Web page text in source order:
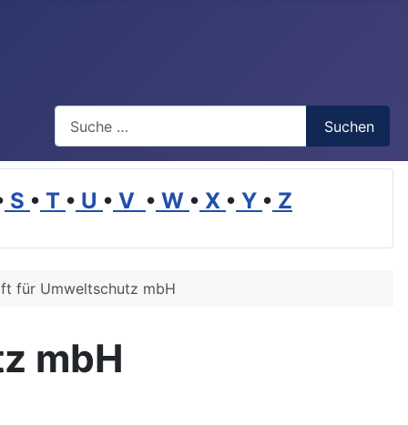
Suchen
S • T • U • V • W • X • Y • Z
für Umweltschutz mbH
mbH